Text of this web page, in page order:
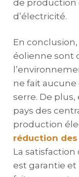
de production
d’électricité.
En
éolienne sont
ne fait aucune
serre. De
pays des
production
réduction
La
est garantie et